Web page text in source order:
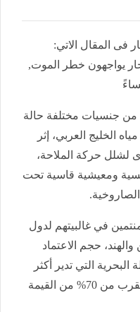
فى المقال الاتي:
في هرمز.. 8 آلاف بحار يواجهون خطر الموت,
8000 بحار مدني من جنسيات مختلفة حالة
الخليج العربي، إثر
لشلل حركة الملاحة،
ومعيشية قاسية تحت
.
في غالبيتهم لدول
حجم الاعتماد
البحرية التي تدير أكثر
من 85 ألف سفينة تجارية تنقل ما يقرب من 70% من القيمة